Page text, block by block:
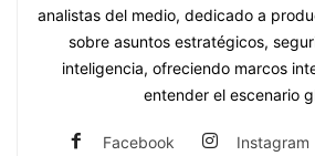
analistas del medio, dedicado a
sobre asuntos estratégicos,
inteligencia, ofreciendo marcos
entender el escenario
Facebook Instagram